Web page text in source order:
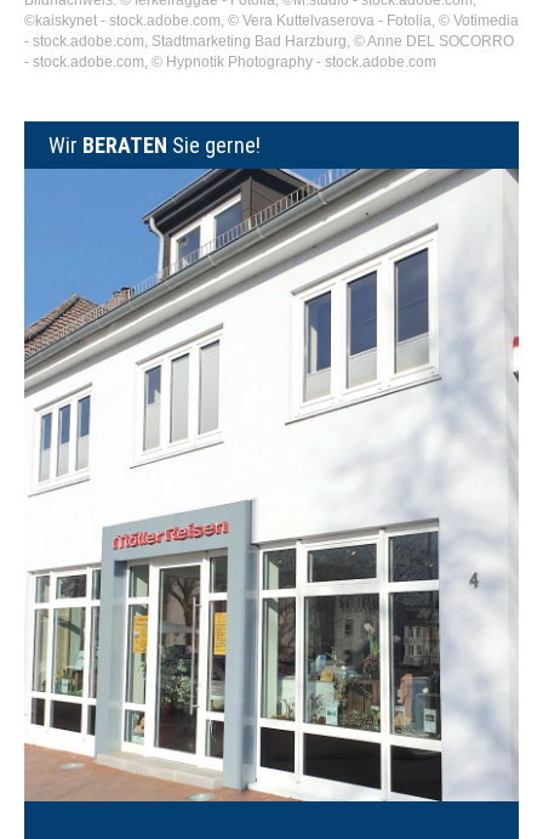
©kaiskynet - stock.adobe.com, © Vera Kuttelvaserova - Fotolia, © Votimedia
- stock.adobe.com, Stadtmarketing Bad Harzburg, © Anne DEL SOCORRO
- stock.adobe.com, © Hypnotik Photography - stock.adobe.com
Wir BERATEN Sie gerne!